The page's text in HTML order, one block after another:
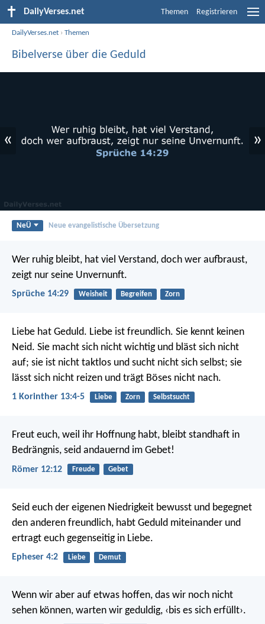
DailyVerses.net Themen Registrieren
DailyVerses.net ›Themen
Bibelverse über die Geduld
« »
NeÜ Neue evangelistische Übersetzung
Wer ruhig bleibt, hat viel Verstand, doch wer aufbraust,
zeigt nur seine Unvernunft.
Sprüche 14:29 Weisheit Begreifen Zorn
Liebe hat Geduld. Liebe ist freundlich. Sie kennt keinen
Neid. Sie macht sich nicht wichtig und bläst sich nicht
auf; sie ist nicht taktlos und sucht nicht sich selbst; sie
lässt sich nicht reizen und trägt Böses nicht nach.
1 Korinther 13:4-5 Liebe Zorn Selbstsucht
Freut euch, weil ihr Hoffnung habt, bleibt standhaft in
Bedrängnis, seid andauernd im Gebet!
Römer 12:12 Freude Gebet
Seid euch der eigenen Niedrigkeit bewusst und begegnet
den anderen freundlich, habt Geduld miteinander und
ertragt euch gegenseitig in Liebe.
Epheser 4:2 Liebe Demut
Wenn wir aber auf etwas hoffen, das wir noch nicht
sehen können, warten wir geduldig, ‹bis es sich erfüllt›.